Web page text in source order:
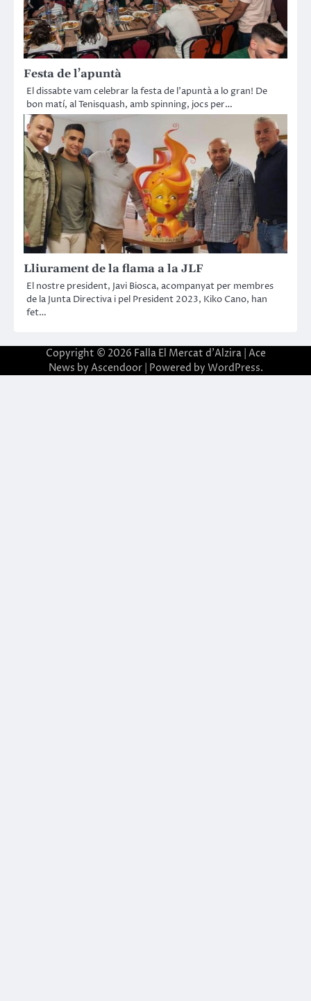
Festa de l’apuntà
El dissabte vam celebrar la festa de l’apuntà a lo gran! De
bon matí, al Tenisquash, amb spinning, jocs per…
Lliurament de la flama a la JLF
El nostre president, Javi Biosca, acompanyat per membres
de la Junta Directiva i pel President 2023, Kiko Cano, han
fet…
Copyright © 2026 Falla El Mercat d'Alzira| Ace
News by Ascendoor| Powered by WordPress.